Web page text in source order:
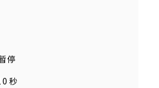
停
秒